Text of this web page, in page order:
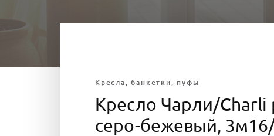
Кресла, банкетки, пуфы
Кресло Чарли/Charli
серо-бежевый,